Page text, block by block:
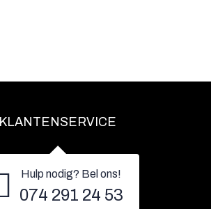
KLANTENSERVICE
Hulp nodig? Bel ons!
074 291 24 53